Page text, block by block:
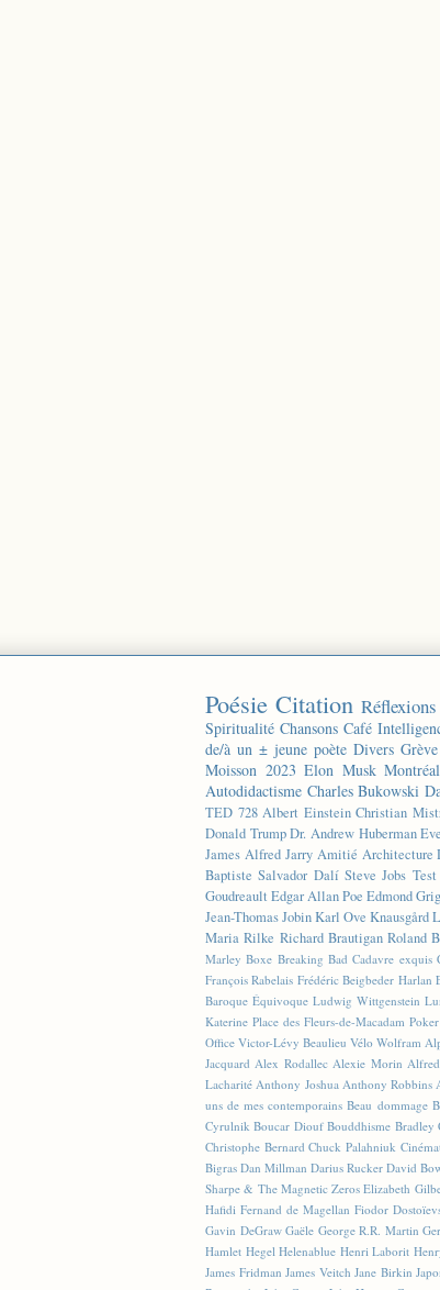
Poésie Citation Réflexions
Spiritualité Chansons Café
de/à un ± jeune poète Divers
Moisson 2023 Elon Musk Montréal
Autodidactisme Charles Bukowski
TED 728 Albert Einstein Christian
Donald Trump Dr. Andrew Huberman
James Alfred Jarry Amitié Architecture
Baptiste Salvador Dalí Steve Jobs Test
Goudreault Edgar Allan Poe Edmond
Jean-Thomas JobinKarl Ove Knausgård
Maria Rilke Richard Brautigan Roland
Marley Boxe Breaking Bad Cadavre exquis
François Rabelais Frédéric Beigbeder Harlan
Baroque Équivoque Ludwig Wittgenstein
Katerine Place des Fleurs-de-Macadam Poker
Office Victor-Lévy Beaulieu Vélo Wolfram
Jacquard Alex Rodallec Alexie Morin
Lacharité Anthony Joshua Anthony Robbins
uns de mes contemporains Beau dommage
Cyrulnik Boucar Diouf Bouddhisme Bradley
Christophe Bernard Chuck Palahniuk
Bigras Dan Millman Darius Rucker David
Sharpe & The Magnetic Zeros Elizabeth
Hafidi Fernand de Magellan Fiodor
Gavin DeGraw Gaële George R.R. Martin
Hamlet Hegel Helenablue Henri Laborit
James Fridman James Veitch Jane Birkin